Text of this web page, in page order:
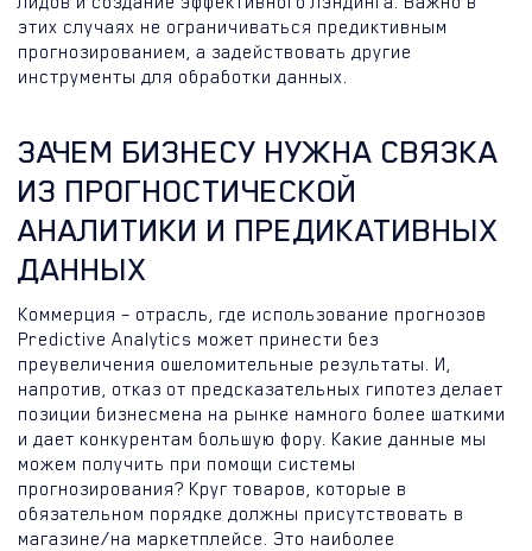
этих случаях не ограничиваться предиктивным
прогнозированием, а задействовать другие
инструменты для обработки данных.
ЗАЧЕМ БИЗНЕСУ НУЖНА СВЯЗКА
ИЗ ПРОГНОСТИЧЕСКОЙ
АНАЛИТИКИ И ПРЕДИКАТИВНЫХ
ДАННЫХ
Коммерция – отрасль, где использование прогнозов
Predictive Analytics может принести без
преувеличения ошеломительные результаты. И,
напротив, отказ от предсказательных гипотез делает
позиции бизнесмена на рынке намного более шаткими
и дает конкурентам большую фору. Какие данные мы
можем получить при помощи системы
прогнозирования? Круг товаров, которые в
обязательном порядке должны присутствовать в
магазине/на маркетплейсе. Это наиболее